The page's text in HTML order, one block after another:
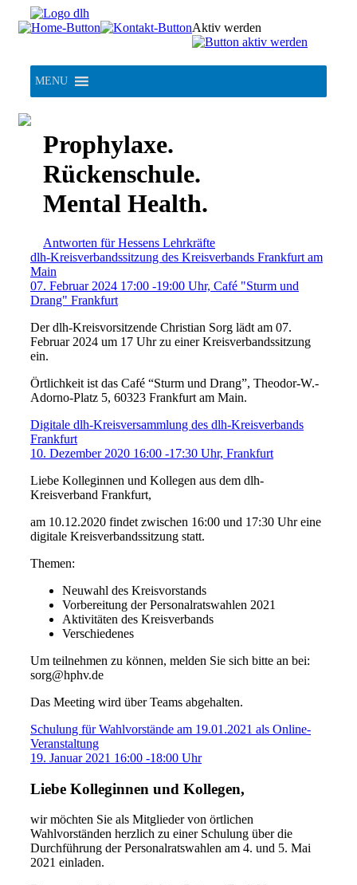
Skip
to
Aktiv werden
MENU
Prophylaxe.
Rückenschule.
Mental Health.
Antworten für Hessens Lehrkräfte
dlh-Kreisverbandssitzung des Kreisverbands Frankfurt am
Main
07. Februar 2024 17:00 -19:00 Uhr, Café "Sturm und
Drang" Frankfurt
Der dlh-Kreisvorsitzende Christian Sorg lädt am 07.
Februar 2024 um 17 Uhr zu einer Kreisverbandssitzung
ein.
Örtlichkeit ist das Café “Sturm und Drang”, Theodor-W.-
Adorno-Platz 5, 60323 Frankfurt am Main.
Digitale dlh-Kreisversammlung des dlh-Kreisverbands
Frankfurt
10. Dezember 2020 16:00 -17:30 Uhr, Frankfurt
Liebe Kolleginnen und Kollegen aus dem dlh-
Kreisverband Frankfurt,
am 10.12.2020 findet zwischen 16:00 und 17:30 Uhr eine
digitale Kreisverbandssitzung statt.
Themen:
Neuwahl des Kreisvorstands
Vorbereitung der Personalratswahlen 2021
Aktivitäten des Kreisverbands
Verschiedenes
Um teilnehmen zu können, melden Sie sich bitte an bei:
sorg@hphv.de
Das Meeting wird über Teams abgehalten.
Schulung für Wahlvorstände am 19.01.2021 als Online-
Veranstaltung
19. Januar 2021 16:00 -18:00 Uhr
Liebe Kolleginnen und Kollegen,
wir möchten Sie als Mitglieder von örtlichen
Wahlvorständen herzlich zu einer Schulung über die
Durchführung der Personalratswahlen am 4. und 5. Mai
2021 einladen.